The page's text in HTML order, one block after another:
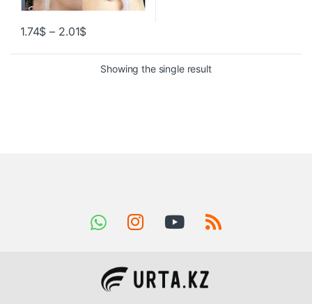
1.74$ – 2.01$
Showing the single result